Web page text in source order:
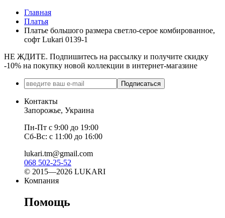
Главная
Платья
Платье большого размера светло-серое комбированное,
софт Lukari 0139-1
НЕ ЖДИТЕ. Подпишитесь на рассылку и получите скидку
-10% на покупку новой коллекции в интернет-магазине
Подписаться
Контакты
Запорожье, Украина
Пн-Пт с 9:00 до 19:00
Сб-Вс: с 11:00 до 16:00
lukari.tm@gmail.com
068 502-25-52
© 2015—2026 LUKARI
Компания
Помощь